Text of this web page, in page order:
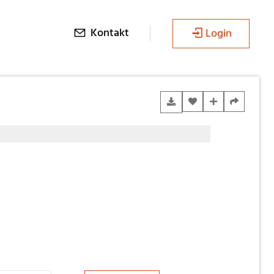
Kontakt Login